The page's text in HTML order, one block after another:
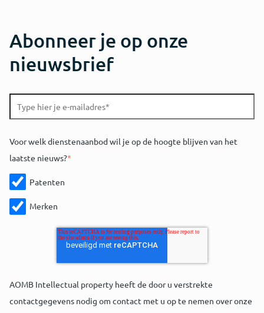
Abonneer je op onze
nieuwsbrief
Voor welk dienstenaanbod wil je op de hoogte blijven van het
laatste nieuws?*
Patenten
Merken
AOMB Intellectual property heeft de door u verstrekte
contactgegevens nodig om contact met u op te nemen over onze